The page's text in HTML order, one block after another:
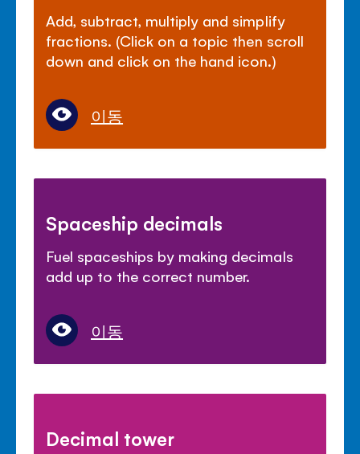
Add, subtract, multiply and simplify
fractions. (Click on a topic then scroll
down and click on the hand icon.)
이동
Spaceship decimals
Fuel spaceships by making decimals
add up to the correct number.
이동
Decimal tower